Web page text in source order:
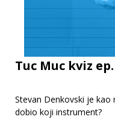
Tuc Muc kviz
Stevan Denkovski je
dobio koji instrument?